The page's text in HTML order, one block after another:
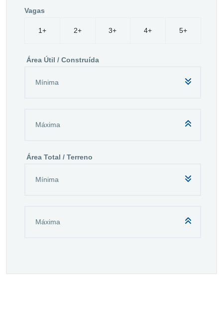
Vagas
1+ 2+ 3+ 4+ 5+
Área Útil / Construída
Área Total / Terreno